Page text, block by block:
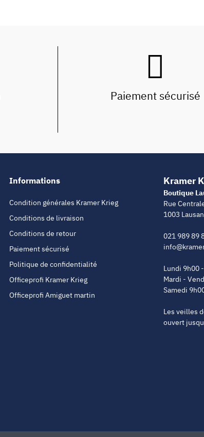
Paiement sécurisé
Informations
Condition générales Kramer Krieg
Conditions de livraison
Conditions de retour
Paiement sécurisé
Politique de confidentialité
Officeprofi Kramer Krieg
Officeprofi Amiguet martin
Kramer
Boutique
Rue
1003
021 989 89
Lundi 9h00
Mardi -
Samedi
Les veilles
ouvert